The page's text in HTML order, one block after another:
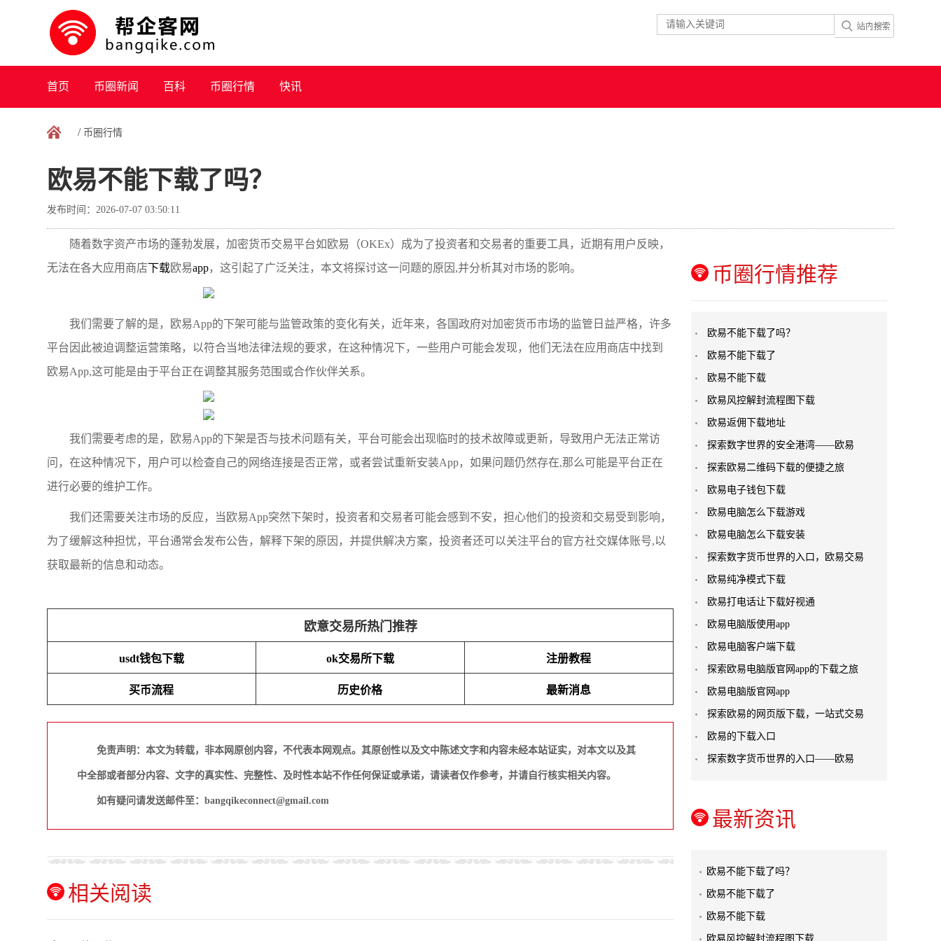
首页 币圈新闻 百科 币圈行情 快讯
/ 币圈行情
欧易不能下载了吗？
发布时间：2026-07-07 03:50:11
随着数字资产市场的蓬勃发展，加密货币交易平台如欧易（OKEx）成为了投资者和交易者的重要工具，近期有用户反映，
无法在各大应用商店下载欧易app，这引起了广泛关注，本文将探讨这一问题的原因,并分析其对市场的影响。
我们需要了解的是，欧易App的下架可能与监管政策的变化有关，近年来，各国政府对加密货币市场的监管日益严格，许多
平台因此被迫调整运营策略，以符合当地法律法规的要求，在这种情况下，一些用户可能会发现，他们无法在应用商店中找到
欧易App,这可能是由于平台正在调整其服务范围或合作伙伴关系。
我们需要考虑的是，欧易App的下架是否与技术问题有关，平台可能会出现临时的技术故障或更新，导致用户无法正常访
问，在这种情况下，用户可以检查自己的网络连接是否正常，或者尝试重新安装App，如果问题仍然存在,那么可能是平台正在
进行必要的维护工作。
我们还需要关注市场的反应，当欧易App突然下架时，投资者和交易者可能会感到不安，担心他们的投资和交易受到影响，
为了缓解这种担忧，平台通常会发布公告，解释下架的原因，并提供解决方案，投资者还可以关注平台的官方社交媒体账号,以
获取最新的信息和动态。
欧意交易所热门推荐
usdt钱包下载 ok交易所下载 注册教程
买币流程 历史价格 最新消息
免责声明：本文为转载，非本网原创内容，不代表本网观点。其原创性以及文中陈述文字和内容未经本站证实，对本文以及其
中全部或者部分内容、文字的真实性、完整性、及时性本站不作任何保证或承诺，请读者仅作参考，并请自行核实相关内容。
如有疑问请发送邮件至：bangqikeconnect@gmail.com
相关阅读
币圈行情推荐
欧易不能下载了吗？
欧易不能下载了
欧易不能下载
欧易风控解封流程图下载
欧易返佣下载地址
探索数字世界的安全港湾——欧易
探索欧易二维码下载的便捷之旅
欧易电子钱包下载
欧易电脑怎么下载游戏
欧易电脑怎么下载安装
探索数字货币世界的入口，欧易交易
欧易纯净模式下载
欧易打电话让下载好视通
欧易电脑版使用app
欧易电脑客户端下载
探索欧易电脑版官网app的下载之旅
欧易电脑版官网app
探索欧易的网页版下载，一站式交易
欧易的下载入口
探索数字货币世界的入口——欧易
最新资讯
欧易不能下载了吗？
欧易不能下载了
欧易不能下载
欧易风控解封流程图下载